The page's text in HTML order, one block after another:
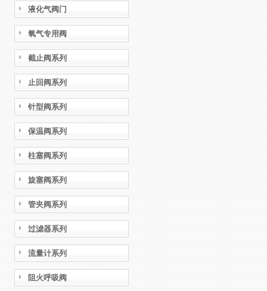
液化气阀门
氧气专用阀
截止阀系列
止回阀系列
针型阀系列
保温阀系列
柱塞阀系列
旋塞阀系列
管夹阀系列
过滤器系列
流量计系列
阻火呼吸阀